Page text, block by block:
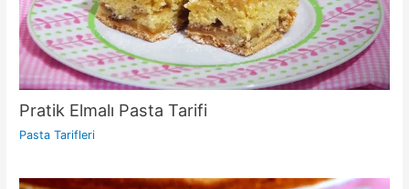
Pratik Elmalı Pasta Tarifi
Pasta Tarifleri